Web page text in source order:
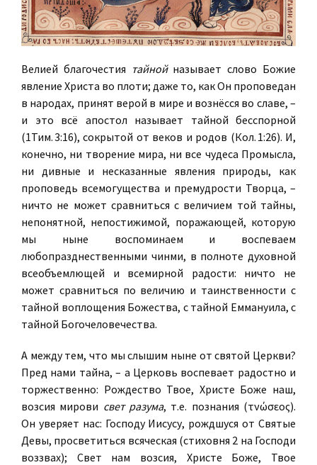
Велией благочестия тайнойназывает слово Божие
явление Христа во плоти; даже то, как Он проповедан
в народах, принят верой в мире и вознёсся во славе, –
и это всё апостол называет тайной бесспорной
(1Тим. 3:16), сокрытой от веков и родов (Кол. 1:26). И,
конечно, ни творение мира, ни все чудеса Промысла,
ни дивные и несказанные явления природы, как
проповедь всемогущества и премудрости Творца, –
ничто не может сравниться с величием той тайны,
непонятной, непостижимой, поражающей, которую
мы ныне воспоминаем и воспеваем
любопразднественными чинми, в полноте духовной
всеобъемлющей и всемирной радости: ничто не
может сравниться по величию и таинственности с
тайной воплощения Божества, с тайной Еммануила, с
тайной Богочеловечества.
А между тем, что мы слышим ныне от святой Церкви?
Пред нами тайна, – а Церковь воспевает радостно и
торжественно: Рождество Твое, Христе Боже наш,
возсия мирови свет разума, т.е. познания (τνώσεος).
Он уверяет нас: Господу Иисусу, рождшуся от Святые
Девы, просветиться всяческая (стиховня 2 на Господи
воззвах); Свет нам возсия, Христе Боже, Твое